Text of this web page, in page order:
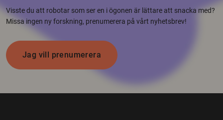
Visste du att robotar som ser en i ögonen är lättare att snacka med?
Missa ingen ny forskning, prenumerera på vårt nyhetsbrev!
Jag vill prenumerera